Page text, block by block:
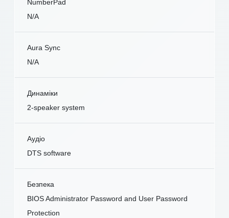
NumberPad
N/A
Aura Sync
N/A
Динаміки
2-speaker system
Аудіо
DTS software
Безпека
BIOS Administrator Password and User Password
Protection